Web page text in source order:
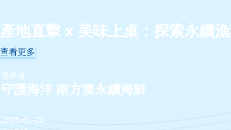
產地直擊 x 美味上桌：探索永續
查看更多
漁業署
守護海洋 南方澳永續海鮮
2025-01-20